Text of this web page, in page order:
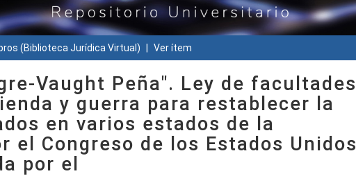
(Biblioteca Jurídica Virtual) Ver ítem
Vaught Peña". Ley de facultades
y guerra para restablecer la
en varios estados de la
el Congreso de los Estados Unidos
por el